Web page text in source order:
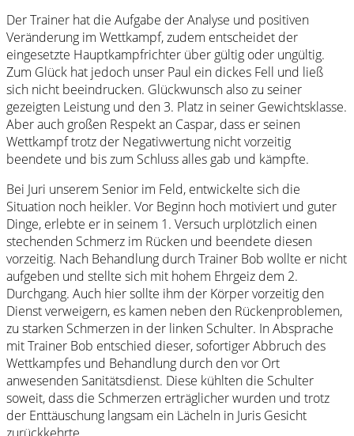
Der Trainer hat die Aufgabe der Analyse und positiven
Veränderung im Wettkampf, zudem entscheidet der
eingesetzte Hauptkampfrichter über gültig oder ungültig.
Zum Glück hat jedoch unser Paul ein dickes Fell und ließ
sich nicht beeindrucken. Glückwunsch also zu seiner
gezeigten Leistung und den 3. Platz in seiner Gewichtsklasse.
Aber auch großen Respekt an Caspar, dass er seinen
Wettkampf trotz der Negativwertung nicht vorzeitig
beendete und bis zum Schluss alles gab und kämpfte.
Bei Juri unserem Senior im Feld, entwickelte sich die
Situation noch heikler. Vor Beginn hoch motiviert und guter
Dinge, erlebte er in seinem 1. Versuch urplötzlich einen
stechenden Schmerz im Rücken und beendete diesen
vorzeitig. Nach Behandlung durch Trainer Bob wollte er nicht
aufgeben und stellte sich mit hohem Ehrgeiz dem 2.
Durchgang. Auch hier sollte ihm der Körper vorzeitig den
Dienst verweigern, es kamen neben den Rückenproblemen,
zu starken Schmerzen in der linken Schulter. In Absprache
mit Trainer Bob entschied dieser, sofortiger Abbruch des
Wettkampfes und Behandlung durch den vor Ort
anwesenden Sanitätsdienst. Diese kühlten die Schulter
soweit, dass die Schmerzen erträglicher wurden und trotz
der Enttäuschung langsam ein Lächeln in Juris Gesicht